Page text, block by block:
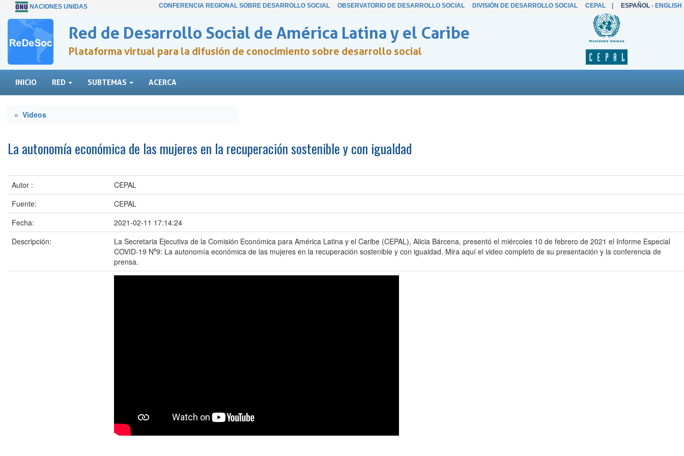
NACIONES UNIDAS CONFERENCIA REGIONAL SOBRE DESARROLLO SOCIAL OBSERVATORIO DE DESARROLLO SOCIAL DIVISIÓN DE DESARROLLO SOCIAL CEPAL| ESPAÑOL- ENGLISH
Red de Desarrollo Social de América Latina y el Caribe
Plataforma virtual para la difusión de conocimiento sobre desarrollo social
INICIO RED SUBTEMAS ACERCA
« Videos
La autonomía económica de las mujeres en la recuperación sostenible y con igualdad
Autor :
CEPAL
Fuente:
CEPAL
Fecha:
2021-02-11 17:14:24
Descripción:
La Secretaria Ejecutiva de la Comisión Económica para América Latina y el Caribe (CEPAL), Alicia Bárcena, presentó el miércoles 10 de febrero de 2021 el Informe Especial
COVID-19 N⁰9: La autonomía económica de las mujeres en la recuperación sostenible y con igualdad. Mira aquí el video completo de su presentación y la conferencia de
prensa.